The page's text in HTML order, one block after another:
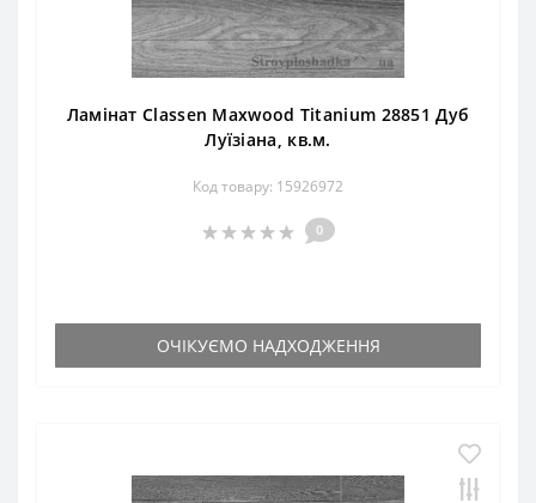
Ламінат Classen Maxwood Titanium 28851 Дуб
Луїзіана, кв.м.
Код товару: 15926972
0
ОЧІКУЄМО НАДХОДЖЕННЯ